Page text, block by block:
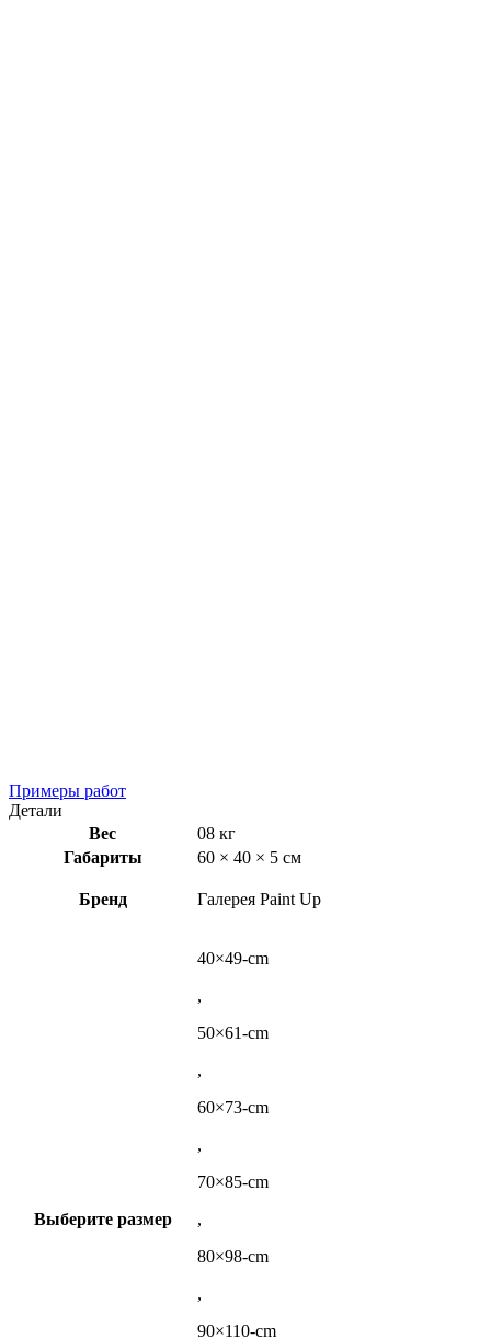
Примеры работ
Детали
Вес
08 кг
Габариты
60 × 40 × 5 см
Бренд Галерея Paint Up
Выберите размер
40×49-cm
,
50×61-cm
,
60×73-cm
,
70×85-cm
,
80×98-cm
,
90×110-cm